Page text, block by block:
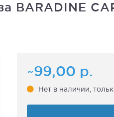
BARADINE
~99,00 р.
Нет в наличии,